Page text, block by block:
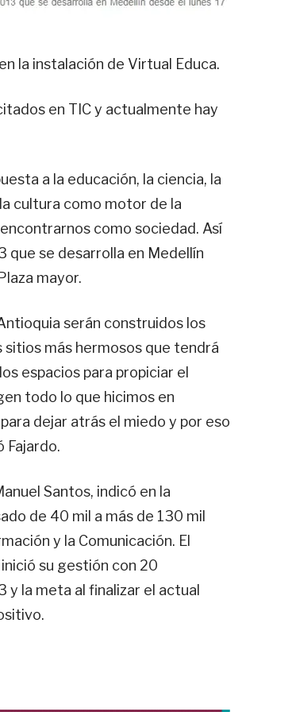
la instalación de Virtual Educa.
en TIC y actualmente hay
a la educación, la ciencia, la
cultura como motor de la
como sociedad. Así
que se desarrolla en Medellín
mayor.
serán construidos los
más hermosos que tendrá
espacios para propiciar el
todo lo que hicimos en
dejar atrás el miedo y por eso
Fajardo.
Santos, indicó en la
de 40 mil a más de 130 mil
y la Comunicación. El
su gestión con 20
la meta al finalizar el actual